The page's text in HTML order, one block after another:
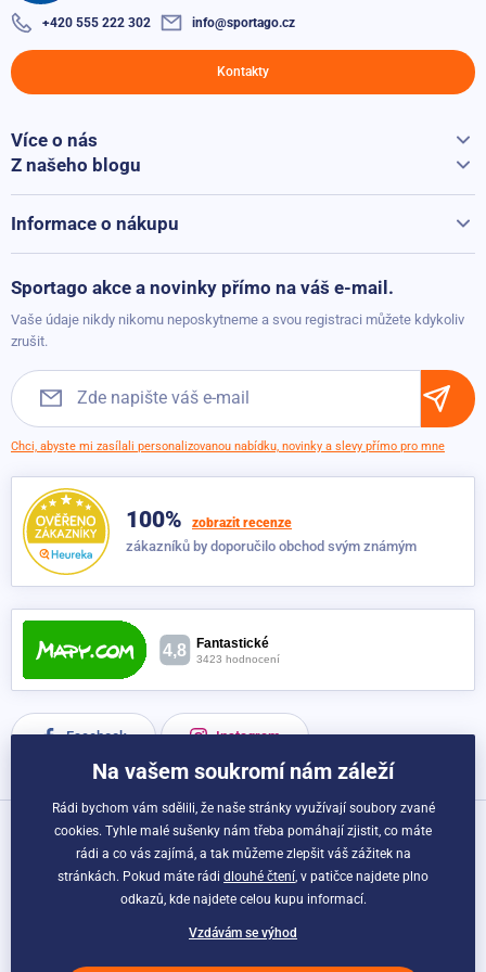
Gumový posilovač Sportago Stretch Light
Sportago korkový masážní míček 6,5 cm
129 Kč Skladem
299 Kč
1 790 Kč Skladem
249 Kč
229 Kč
+420 555 222 302 info@sportago.cz
Kontakty
Více o nás
Vše o Sportago
Kontakty
Z našeho blogu
Běžecké pásy při přepravě hýčkáme
Informace o nákupu
Obchodní podmínky
Sportago akce a novinky přímo na váš e-mail.
Vaše údaje nikdy nikomu neposkytneme a svou registraci můžete kdykoliv
zrušit.
Chci, abyste mi zasílali personalizovanou nabídku, novinky a slevy přímo pro mne
100% zobrazit recenze
zákazníků by doporučilo obchod svým známým
Facebook Instagram
Možnosti dopravy a platby:
Na vašem soukromí nám záleží
Rádi bychom vám sdělili, že naše stránky využívají soubory zvané
cookies. Tyhle malé sušenky nám třeba pomáhají zjistit, co máte
rádi a co vás zajímá, a tak můžeme zlepšit váš zážitek na
stránkách. Pokud máte rádi dlouhé čtení, v patičce najdete plno
odkazů, kde najdete celou kupu informací.
Vzdávám se výhod